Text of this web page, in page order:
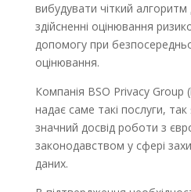
вибудувати чіткий алгоритм
здійсненні оцінювання
допомогу при
оцінювання.
Компанія BSO Privacy Group
надає саме такі послуги, так
значний досвід роботи з
законодавством у сфері
даних.